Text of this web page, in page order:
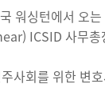
워싱턴에서 오
ICSID 사무
사회를 위한 변